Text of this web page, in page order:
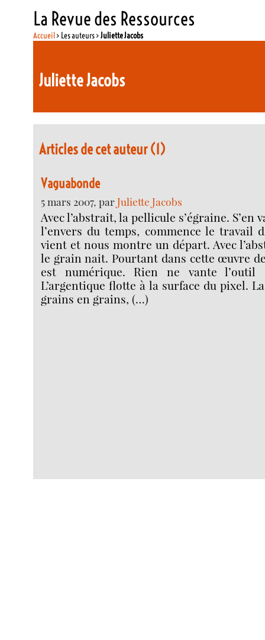
La Revue des Ressources
Accueil> Les auteurs >Juliette Jacobs
Juliette Jacobs
Articles de cet auteur (1)
Vaguabonde
5 mars 2007, parJuliette Jacobs
Avec l’abstrait, la pellicule s’égraine. S’en
l’envers du temps, commence le travail
vient et nous montre un départ. Avec
le grain nait. Pourtant dans cette œuvre
est numérique. Rien ne vante l’outil
L’argentique flotte à la surface du pixel.
grains en grains, (…)